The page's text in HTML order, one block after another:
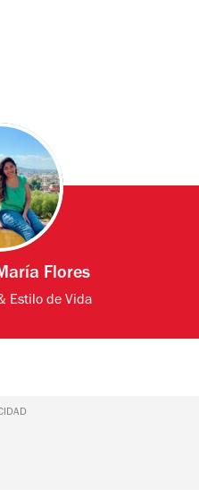
Flores
Estilo de Vida